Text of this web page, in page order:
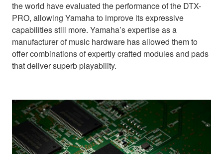
the world have evaluated the performance of the DTX-
PRO, allowing Yamaha to improve its expressive
capabilities still more. Yamaha’s expertise as a
manufacturer of music hardware has allowed them to
offer combinations of expertly crafted modules and pads
that deliver superb playability.